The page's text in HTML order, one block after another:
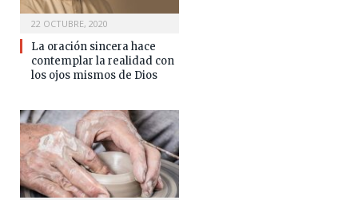
22 OCTUBRE, 2020
La oración sincera hace
contemplar la realidad con
los ojos mismos de Dios